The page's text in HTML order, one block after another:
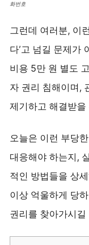
화번호
그런데 여러분, 이
다’고 넘길 문제가
비용 5만 원 별도
자 권리 침해이며,
제기하고 해결받
오늘은 이런 부당
대응해야 하는지,
적인 방법들을 상
이상 억울하게 당
권리를 찾아가시길